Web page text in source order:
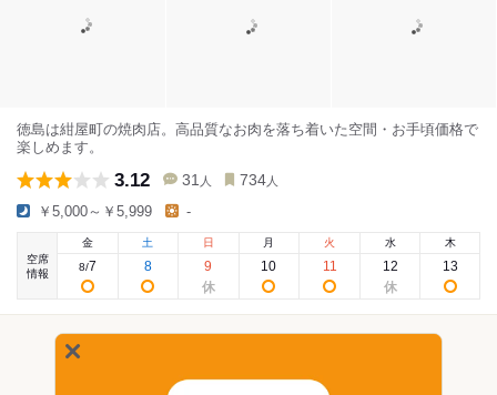
徳島は紺屋町の焼肉店。高品質なお肉を落ち着いた空間・お手頃価格で
楽しめます。
3.12 31 人 734 人
￥5,000～￥5,999 -
空席
情報
金
8/7
土
8
日
9
月
10
火
11
水
12
木
13